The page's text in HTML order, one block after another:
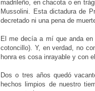
madrileño, en chacota o en
Mussolini. Esta dictadura de
decretado ni una pena de
El me decía a mí que anda
cotoncillo). Y, en verdad, no
honra es cosa inrayable y con
Dos o tres años quedó
hechos limpios de nuestro